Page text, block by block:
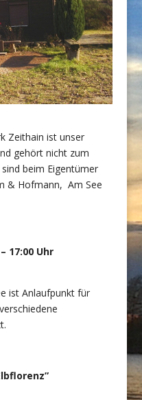
Zeithain ist unser
gehört nicht zum
beim Eigentümer
& Hofmann, Am See
17:00 Uhr
ist Anlaufpunkt für